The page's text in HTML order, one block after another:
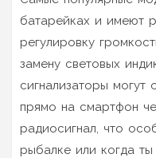
батарейках и имеют
регулировку
замену световых
сигнализаторы могут
прямо на смартфон
радиосигнал, что
рыбалке или когда